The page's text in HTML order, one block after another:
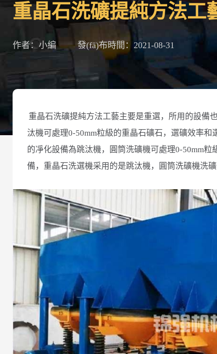
重晶石洗礦提純方法工
作者：小編 發(fā)布時間：2021-08-31
重晶石洗礦提純方法工藝主要是重選，所用的設備
汰機可處理0-50mm粒級的重晶石礦石，選礦效率
的凈化設備為跳汰機，圓筒洗礦機可處理0-50mm
備，重晶石洗選機采用的是跳汰機，圓筒洗礦機洗